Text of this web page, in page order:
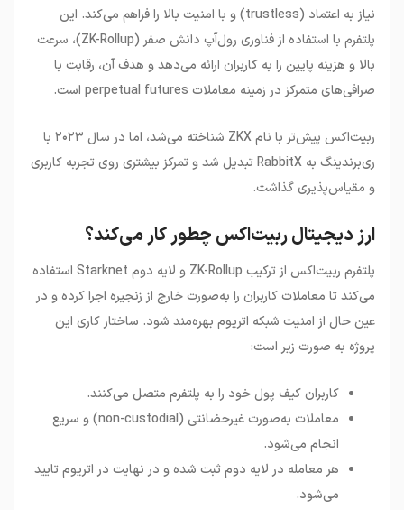
نیاز به اعتماد (trustless)
و با امنیت بالا را فراهم می‌کند. این
پلتفرم با استفاده از فناوری رول‌آپ دانش صفر (ZK-Rollup)
، سرعت
بالا و هزینه پایین را به کاربران ارائه می‌دهد و هدف آن، رقابت با
صرافی‌های متمرکز در زمینه معاملات
است.
ربیت‌اکس پیش‌تر با نام
شناخته می‌شد، اما در سال ۲۰۲۳ با
ری‌برندینگ به
تبدیل شد و تمرکز بیشتری روی تجربه کاربری
و مقیاس‌پذیری گذاشت.
ارز دیجیتال ربیت‌اکس چطور کار می‌کند؟
پلتفرم ربیت‌اکس از ترکیب و لایه دوم
استفاده
می‌کند تا معاملات کاربران را به‌صورت خارج از زنجیره اجرا کرده و در
عین حال از امنیت شبکه اتریوم بهره‌مند شود. ساختار کاری این
پروژه به صورت زیر است:
کاربران کیف پول خود را به پلتفرم متصل می‌کنند.
معاملات به‌صورت غیرحضانتی (non-custodial) و سریع
انجام می‌شود.
هر معامله در لایه دوم ثبت شده و در نهایت در اتریوم تایید
می‌شود.